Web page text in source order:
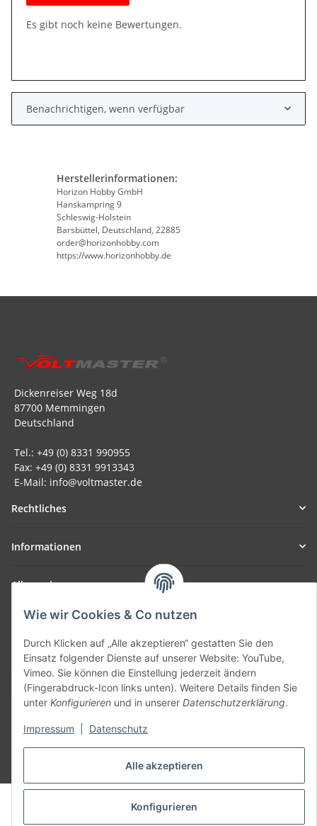
Alle akzeptieren
Konfigurieren
Wie wir Cookies & Co nutzen
Durch Klicken auf „Alle akzeptieren“ gestatten Sie den
Einsatz folgender Dienste auf unserer Website: YouTube,
Vimeo. Sie können die Einstellung jederzeit ändern
(Fingerabdruck-Icon links unten). Weitere Details finden Sie
unter Konfigurieren und in unserer Datenschutzerklärung.
Impressum Datenschutz
Es gibt noch keine Bewertungen.
Benachrichtigen, wenn verfügbar
Herstellerinformationen:
Horizon Hobby GmbH
Hanskampring 9
Schleswig-Holstein
Barsbüttel, Deutschland, 22885
order@horizonhobby.com
https://www.horizonhobby.de
Dickenreiser Weg 18d
87700 Memmingen
Deutschland
Tel.: +49 (0) 8331 990955
Fax: +49 (0) 8331 9913343
E-Mail: info@voltmaster.de
Rechtliches
Informationen
Allgemein
Teil unseres Netzwerks:
SmoliTec - Safety. Simplified. Worldwide. ( B2B Shop )
Vertrag widerrufen
* Alle Preise inkl. gesetzlicher USt., zzgl.Versand
© voltmaster.de
Powered byJTL-Shop